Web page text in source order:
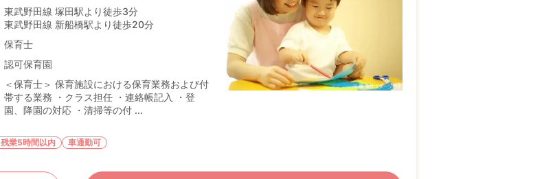
東武野田線 塚田駅より徒歩3分
東武野田線 新船橋駅より徒歩20分
保育士
認可保育園
＜保育士＞ 保育施設における保育業務および付
帯する業務 ・クラス担任 ・連絡帳記入 ・登
園、降園の対応 ・清掃等の付 ...
残業5時間以内 車通勤可